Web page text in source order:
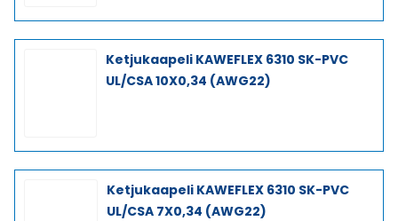
Ketjukaapeli KAWEFLEX 6310 SK-PVC
UL/CSA 10X0,34 (AWG22)
Ketjukaapeli KAWEFLEX 6310 SK-PVC
UL/CSA 7X0,34 (AWG22)